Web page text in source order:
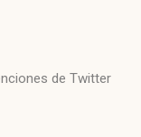
de Twitter